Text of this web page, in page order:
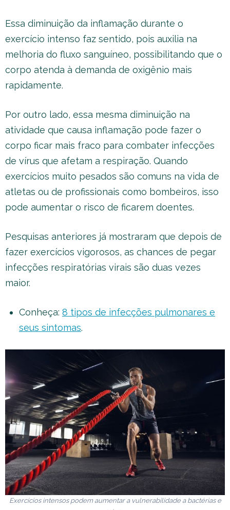
Essa diminuição da inflamação durante o
exercício intenso faz sentido, pois auxilia na
melhoria do fluxo sanguíneo, possibilitando que o
corpo atenda à demanda de oxigênio mais
rapidamente.
Por outro lado, essa mesma diminuição na
atividade que causa inflamação pode fazer o
corpo ficar mais fraco para combater infecções
de vírus que afetam a respiração. Quando
exercícios muito pesados são comuns na vida de
atletas ou de profissionais como bombeiros, isso
pode aumentar o risco de ficarem doentes.
Pesquisas anteriores já mostraram que depois de
fazer exercícios vigorosos, as chances de pegar
infecções respiratórias virais são duas vezes
maior.
Conheça: 8 tipos de infecções pulmonares e
seus sintomas.
Exercícios intensos podem aumentar a vulnerabilidade a bactérias e